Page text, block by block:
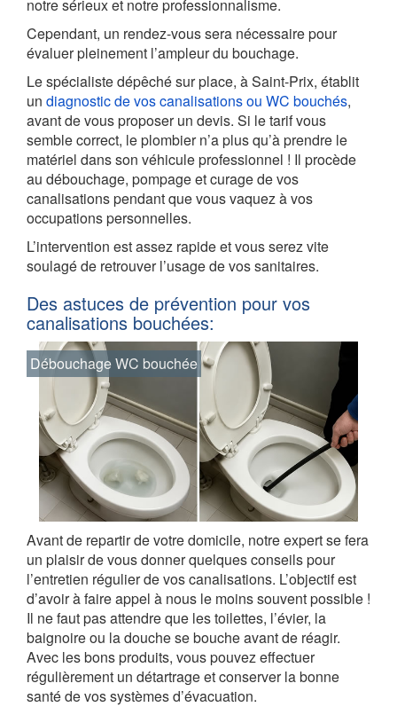
notre sérieux et notre professionnalisme.
Cependant, un rendez-vous sera nécessaire pour
évaluer pleinement l’ampleur du bouchage.
Le spécialiste dépêché sur place, à Saint-Prix, établit
un diagnostic de vos canalisations ou WC bouchés,
avant de vous proposer un devis. Si le tarif vous
semble correct, le plombier n’a plus qu’à prendre le
matériel dans son véhicule professionnel ! Il procède
au débouchage, pompage et curage de vos
canalisations pendant que vous vaquez à vos
occupations personnelles.
L’intervention est assez rapide et vous serez vite
soulagé de retrouver l’usage de vos sanitaires.
Des astuces de prévention pour vos
canalisations bouchées:
Débouchage WC bouchée
Avant de repartir de votre domicile, notre expert se fera
un plaisir de vous donner quelques conseils pour
l’entretien régulier de vos canalisations. L’objectif est
d’avoir à faire appel à nous le moins souvent possible !
Il ne faut pas attendre que les toilettes, l’évier, la
baignoire ou la douche se bouche avant de réagir.
Avec les bons produits, vous pouvez effectuer
régulièrement un détartrage et conserver la bonne
santé de vos systèmes d’évacuation.